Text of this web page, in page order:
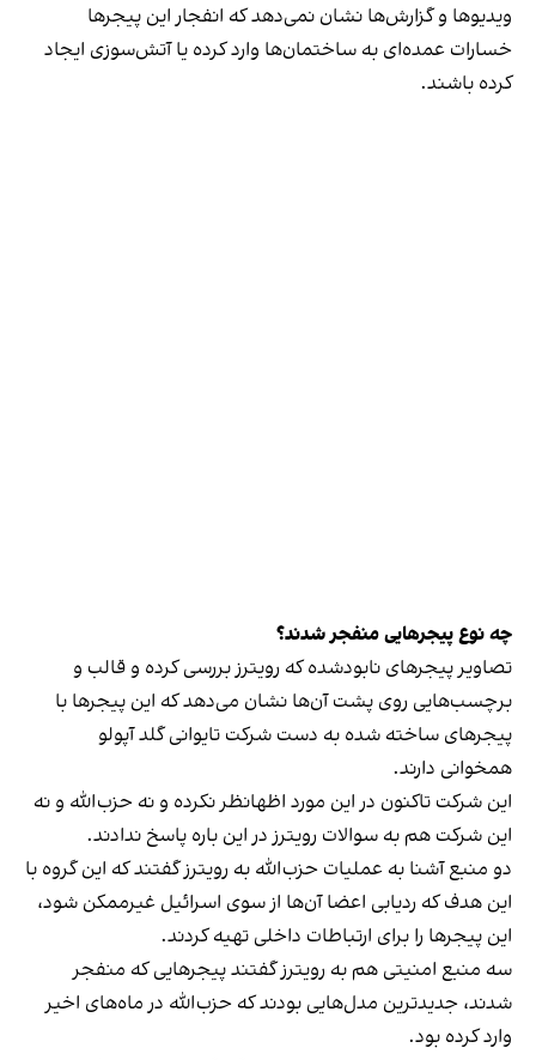
ویدیوها و گزارش‌ها نشان نمی‌دهد که انفجار این پیجرها
خسارات عمده‌ای به ساختمان‌ها وارد کرده یا آتش‌سوزی ایجاد
کرده باشند.
چه نوع پیجرهایی منفجر شدند؟
تصاویر پیجرهای نابودشده که رویترز بررسی کرده و قالب و
برچسب‌هایی روی پشت آن‌ها نشان می‌دهد که این پیجرها با
پیجرهای ساخته شده به دست شرکت تایوانی گلد آپولو
همخوانی دارند.
این شرکت تاکنون در این مورد اظهانظر نکرده و نه حزب‌الله و نه
این شرکت هم به سوالات رویترز در این باره پاسخ ندادند.
دو منبع آشنا به عملیات حزب‌الله به رویترز گفتند که این گروه با
این هدف که ردیابی اعضا آن‌ها از سوی اسرائیل غیرممکن شود،
این پیجرها را برای ارتباطات داخلی تهیه کردند.
سه منبع امنیتی هم به رویترز گفتند پیجرهایی که منفجر
شدند، جدیدترین مدل‌هایی بودند که حزب‌الله در ماه‌های اخیر
وارد کرده بود.